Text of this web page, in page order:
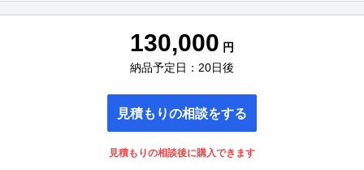
130,000 円
納品予定日：20日後
見積もりの相談をする
見積もりの相談後に購入できます